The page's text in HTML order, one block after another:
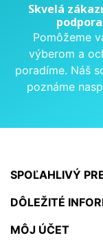
Skvelá
podpora
Pomôžeme
výberom a
poradíme. Náš
poznáme
SPOĽAHLIVÝ
DÔLEŽITÉ
MÔJ ÚČET